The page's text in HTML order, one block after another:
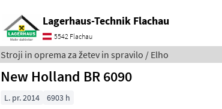
Lagerhaus-Technik Flachau
5542 Flachau
Stroji in oprema za žetev in spravilo / Elho
New Holland BR 6090
L. pr. 2014 6903 h